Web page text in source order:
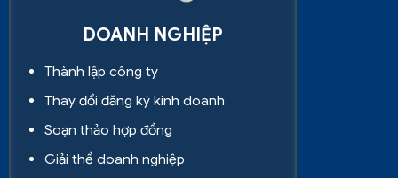
DOANH NGHIỆP
Thành lập công ty
Thay đổi đăng ký kinh doanh
Soạn thảo hợp đồng
Giải thể doanh nghiệp